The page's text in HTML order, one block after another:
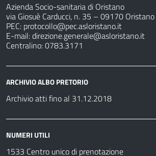
Azienda Socio-sanitaria di Oristano
via Giosuè Carducci, n. 35 – 09170 Oristano
PEC: protocollo@pec.asloristano.it
E-mail:direzione.generale@asloristano.it
Centralino: 0783.3171
ARCHIVIO ALBO PRETORIO
Archivio atti fino al 31.12.2018
NUMERI UTILI
1533 Centro unico di prenotazione